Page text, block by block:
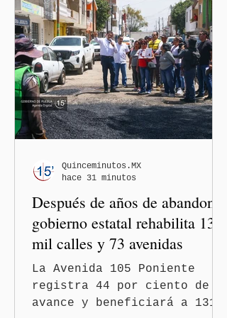
Después de años de abandono,
gobierno estatal rehabilita 13
mil calles y 73 avenidas
La Avenida 105 Poniente
registra 44 por ciento de
avance y beneficiará a 131
Quinceminutos.MX
hace 31 minutos